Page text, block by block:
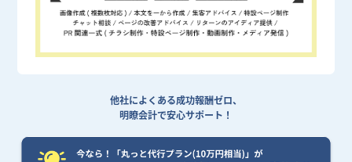
他社によくある成功報酬ゼロ、
明瞭会計で安心サポート！